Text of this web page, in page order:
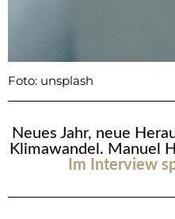
Foto: unsplash
Neues Jahr, neue
Klimawandel. Manuel
Im Interview